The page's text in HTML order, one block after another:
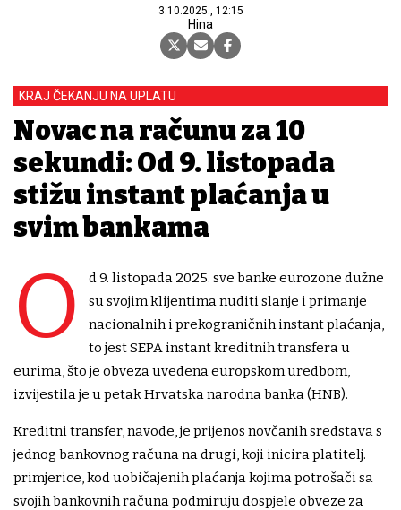
3.10.2025., 12:15
Hina
KRAJ ČEKANJU NA UPLATU
Novac na računu za 10
sekundi: Od 9. listopada
stižu instant plaćanja u
svim bankama
O
d 9. listopada 2025. sve banke eurozone dužne
su svojim klijentima nuditi slanje i primanje
nacionalnih i prekograničnih instant plaćanja,
to jest SEPA instant kreditnih transfera u
eurima, što je obveza uvedena europskom uredbom,
izvijestila je u petak Hrvatska narodna banka (HNB).
Kreditni transfer, navode, je prijenos novčanih sredstava s
jednog bankovnog računa na drugi, koji inicira platitelj.
primjerice, kod uobičajenih plaćanja kojima potrošači sa
svojih bankovnih računa podmiruju dospjele obveze za